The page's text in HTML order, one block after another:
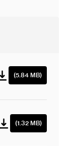
(5.84 MB)
(1.32 MB)